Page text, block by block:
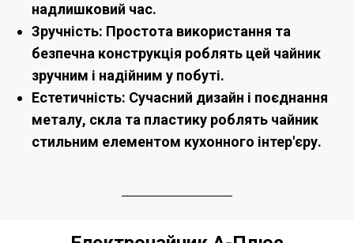
надлишковий час.
Зручність: Простота використання та
безпечна конструкція роблять цей чайник
зручним і надійним у побуті.
Естетичність: Сучасний дизайн і поєднання
металу, скла та пластику роблять чайник
стильним елементом кухонного інтер'єру.